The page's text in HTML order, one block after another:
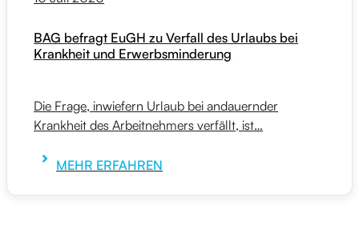
BAG befragt EuGH zu Verfall des Urlaubs bei
Krankheit und Erwerbsminderung
Die Frage, inwiefern Urlaub bei andauernder
Krankheit des Arbeitnehmers verfällt, ist…
MEHR ERFAHREN